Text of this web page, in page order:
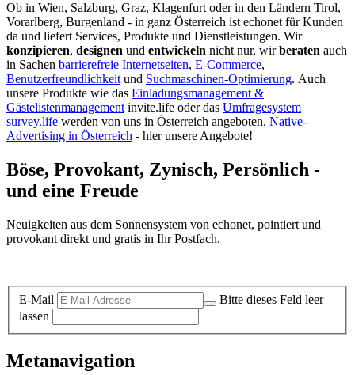
Ob in Wien, Salzburg, Graz, Klagenfurt oder in den Ländern Tirol,
Vorarlberg, Burgenland - in ganz Österreich ist echonet für Kunden
da und liefert Services, Produkte und Dienstleistungen. Wir
konzipieren, designen und entwickeln nicht nur, wirberaten auch
in Sachen barrierefreie Internetseiten, E-Commerce,
Benutzerfreundlichkeit und Suchmaschinen-Optimierung. Auch
unsere Produkte wie das Einladungsmanagement &
Gästelistenmanagement invite.life oder das Umfragesystem
survey.life werden von uns in Österreich angeboten. Native-
Advertising in Österreich - hier unsere Angebote!
Böse, Provokant, Zynisch, Persönlich -
und eine Freude
Neuigkeiten aus dem Sonnensystem von echonet, pointiert und
provokant direkt und gratis in Ihr Postfach.
E-Mail
Bitte dieses Feld leer
lassen
Metanavigation